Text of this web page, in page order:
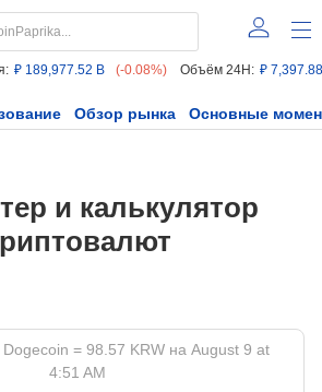
₽ 189,977.52 B (-0.08%) Объём 24H: ₽
Обзор рынка Основные
и калькулятор
Dogecoin = 98.57 KRW на August 9 at
4:51 AM